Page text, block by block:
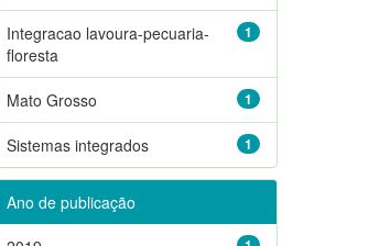
1
Integracao lavoura-pecuaria-
floresta
1
Mato Grosso
1
Sistemas integrados
Ano de publicação